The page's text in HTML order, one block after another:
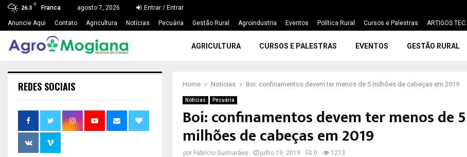
26.3
C
Franca agosto 7, 2026 Entrar / Entrar
Anuncie Aqui Contato Agricultura Notícias Pecuária Gestão Rural Agroindustria Eventos Política Rural Cursos e Palestras ARTIGOS TEC.
AGRICULTURA CURSOS E PALESTRAS EVENTOS GESTÃO RURAL
Home Notícias Boi: confinamentos devem ter menos de 5 milhões de cabeças em 2019
Notícias Pecuária
Boi: confinamentos devem ter menos de 5
milhões de cabeças em 2019
por Fabrício Guimarães julho 19, 2019 0 1213
REDES SOCIAIS